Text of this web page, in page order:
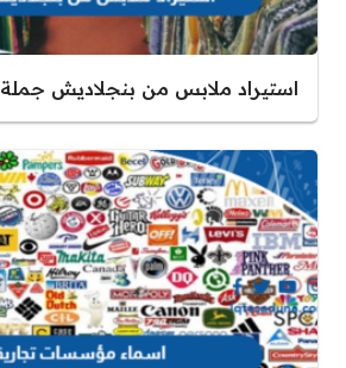
استيراد ملابس من بنجلاديش جملة 2026